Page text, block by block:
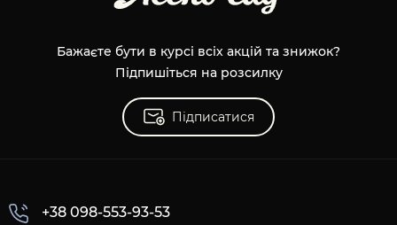
Бажаєте бути в курсі всіх акцій та знижок?
Підпишіться на розсилку
Підписатися
+38 098-553-93-53